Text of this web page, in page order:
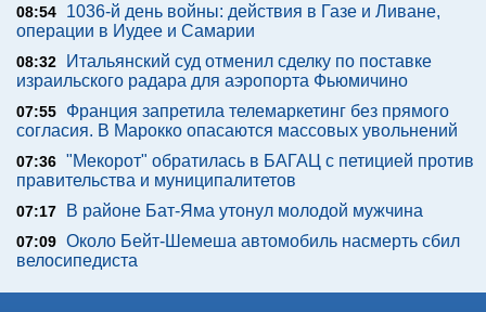
08:54
1036-й день войны: действия в Газе и Ливане,
операции в Иудее и Самарии
08:32
Итальянский суд отменил сделку по поставке
израильского радара для аэропорта Фьюмичино
07:55
Франция запретила телемаркетинг без прямого
согласия. В Марокко опасаются массовых увольнений
07:36 "Мекорот" обратилась в БАГАЦ с петицией против
правительства и муниципалитетов
07:17 В районе Бат-Яма утонул молодой мужчина
07:09 Около Бейт-Шемеша автомобиль насмерть сбил
велосипедиста